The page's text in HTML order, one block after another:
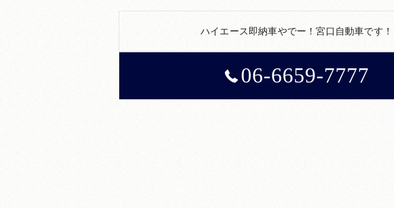
ハイエース即納車やでー！宮口自動車です！
06-6659-7777